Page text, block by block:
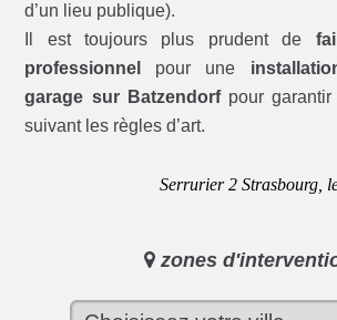
d’un lieu publique).
Il est toujours plus prudent de
professionnel
pour une
garage sur Batzendorfpour garantir
suivant les règles d’art.
Serrurier 2 Strasbourg,
zones